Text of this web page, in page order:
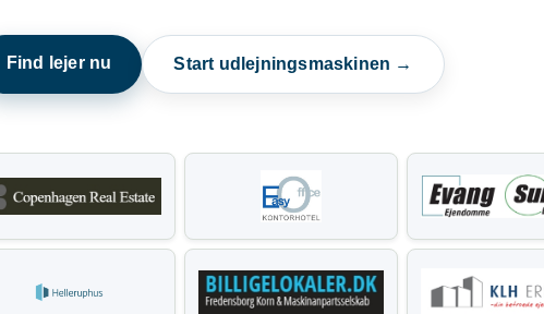
Find lejer nu Start udlejningsmaskinen →